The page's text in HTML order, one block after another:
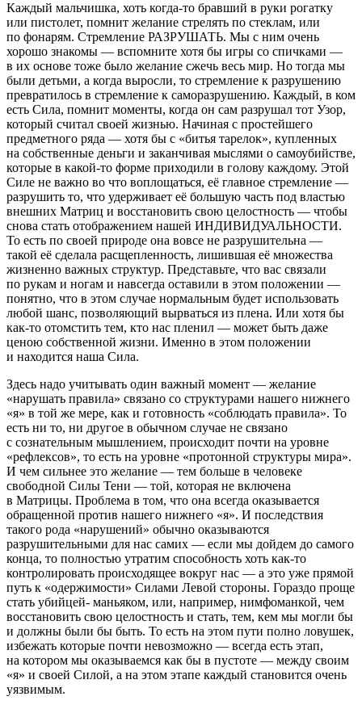
Каждый мальчишка, хоть когда-то бравший в руки рогатку
или пистолет, помнит желание стрелять по стеклам, или
по фонарям. Стремление РАЗРУШАТЬ. Мы с ним очень
хорошо знакомы — вспомните хотя бы игры со спичками —
в их основе тоже было желание сжечь весь мир. Но тогда мы
были детьми, а когда выросли, то стремление к разрушению
превратилось в стремление к саморазрушению. Каждый, в ком
есть Сила, помнит моменты, когда он сам разрушал тот Узор,
который считал своей жизнью. Начиная с простейшего
предметного ряда — хотя бы с «битья тарелок», купленных
на собственные деньги и заканчивая мыслями о самоубийстве,
которые в какой-то форме приходили в голову каждому. Этой
Силе не важно во что воплощаться, её главное стремление —
разрушить то, что удерживает её большую часть под властью
внешних Матриц и восстановить свою целостность — чтобы
снова стать отображением нашей ИНДИВИДУАЛЬНОСТИ.
То есть по своей природе она вовсе не разрушительна —
такой её сделала расщепленность, лишившая её множества
жизненно важных структур. Представьте, что вас связали
по рукам и ногам и навсегда оставили в этом положении —
понятно, что в этом случае нормальным будет использовать
любой шанс, позволяющий вырваться из плена. Или хотя бы
как-то отомстить тем, кто нас пленил — может быть даже
ценою собственной жизни. Именно в этом положении
и находится наша Сила.
Здесь надо учитывать один важный момент — желание
«нарушать правила» связано со структурами нашего нижнего
«я» в той же мере, как и готовность «соблюдать правила». То
есть ни то, ни другое в обычном случае не связано
с сознательным мышлением, происходит почти на уровне
«рефлексов», то есть на уровне «протонной структуры мира».
И чем сильнее это желание — тем больше в человеке
свободной Силы Тени — той, которая не включена
в Матрицы. Проблема в том, что она всегда оказывается
обращенной против нашего нижнего «я». И последствия
такого рода «нарушений» обычно оказываются
разрушительными для нас самих — если мы дойдем до самого
конца, то полностью утратим способность хоть как-то
контролировать происходящее вокруг нас — а это уже прямой
путь к «одержимости» Силами Левой стороны. Гораздо проще
стать убийцей- маньяком, или, например, нимфоманкой, чем
восстановить свою целостность и стать, тем, кем мы могли бы
и должны были бы быть. То есть на этом пути полно ловушек,
избежать которые почти невозможно — всегда есть этап,
на котором мы оказываемся как бы в пустоте — между своим
«я» и своей Силой, а на этом этапе каждый становится очень
уязвимым.